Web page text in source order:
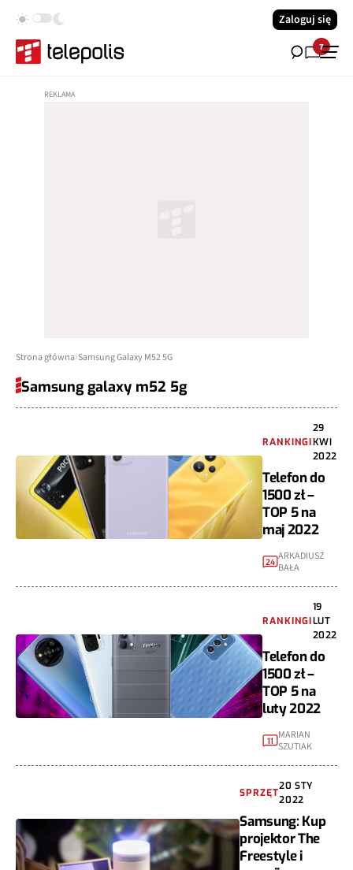
Zaloguj się
7
Strona główna Samsung Galaxy M52 5G
Samsung galaxy m52 5g
RANKINGI
29
KWI
2022
Telefon do
1500 zł –
TOP 5 na
maj 2022
24 ARKADIUSZ
BAŁA
RANKINGI
19
LUT
2022
Telefon do
1500 zł –
TOP 5 na
luty 2022
11 MARIAN
SZUTIAK
SPRZĘT
20 STY
2022
Samsung: Kup
projektor The
Freestyle i